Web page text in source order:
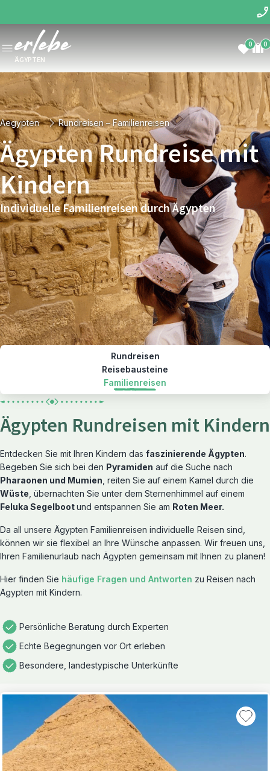
ÄGYPTEN
0 0
Aegypten Rundreisen – Familienreisen
Ägypten Rundreise mit
Kindern
Individuelle Familienreisen durch Ägypten
Rundreisen
Reisebausteine
Familienreisen
Ägypten Rundreisen mit Kindern
Entdecken Sie mit Ihren Kindern das faszinierende Ägypten.
Begeben Sie sich bei den Pyramiden auf die Suche nach
Pharaonen und Mumien , reiten Sie auf einem Kamel durch die
Wüste , übernachten Sie unter dem Sternenhimmel auf einem
Feluka Segelbootund entspannen Sie am Roten Meer.
Da all unsere Ägypten Familienreisen individuelle Reisen sind,
können wir sie flexibel an Ihre Wünsche anpassen. Wir freuen uns,
Ihren Familienurlaub nach Ägypten gemeinsam mit Ihnen zu planen!
Hier finden Sie häufige Fragen und Antworten zu Reisen nach
Ägypten mit Kindern.
Persönliche Beratung durch Experten
Echte Begegnungen vor Ort erleben
Besondere, landestypische Unterkünfte